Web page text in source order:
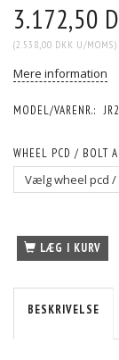
3.172,50
(2.538,00 DKK U/MOMS)
Mere information
MODEL/VARENR.:
WHEEL PCD / BOLT
LÆG I KURV
BESKRIVELSE